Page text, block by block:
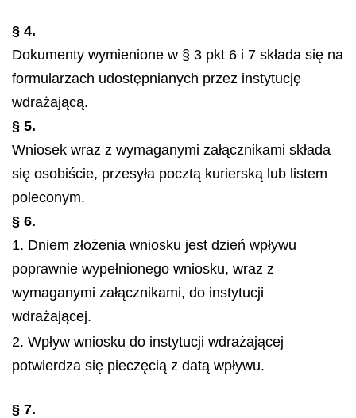
§ 4.
Dokumenty wymienione w § 3 pkt 6 i 7 składa się na
formularzach udostępnianych przez instytucję
wdrażającą.
§ 5.
Wniosek wraz z wymaganymi załącznikami składa
się osobiście, przesyła pocztą kurierską lub listem
poleconym.
§ 6.
1. Dniem złożenia wniosku jest dzień wpływu
poprawnie wypełnionego wniosku, wraz z
wymaganymi załącznikami, do instytucji
wdrażającej.
2. Wpływ wniosku do instytucji wdrażającej
potwierdza się pieczęcią z datą wpływu.
§ 7.